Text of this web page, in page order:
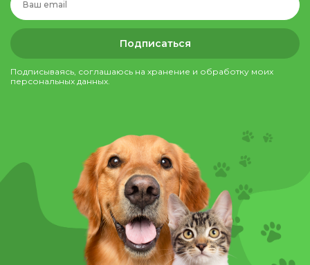
Подписаться
Подписываясь, соглашаюсь на хранение и обработку моих
персональных данных.